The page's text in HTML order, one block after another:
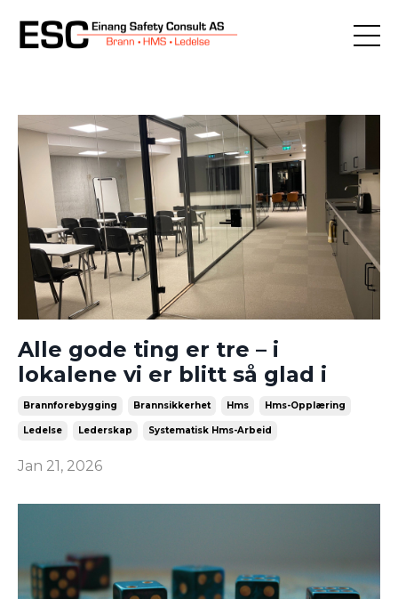
Alle gode ting er tre – i
lokalene vi er blitt så glad i
Brannforebygging Brannsikkerhet Hms Hms-Opplæring
Ledelse Lederskap Systematisk Hms-Arbeid
Jan 21, 2026